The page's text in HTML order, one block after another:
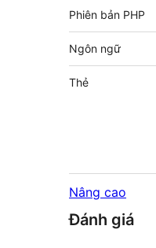
Phiên bản PHP
Ngôn ngữ
Thẻ
Nâng cao
Đánh giá